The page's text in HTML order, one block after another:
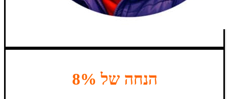
הנחה של 8%